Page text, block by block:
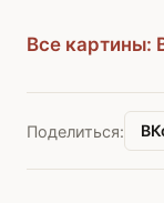
Все картины:
Поделиться: